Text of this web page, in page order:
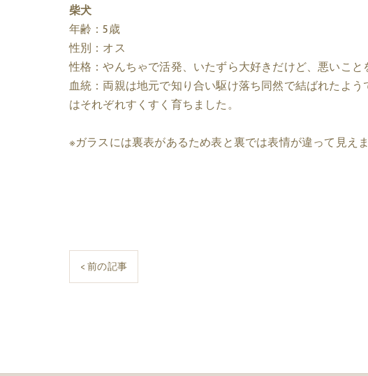
柴犬
年齢：5歳
性別：オス
性格：やんちゃで活発、いたずら大好きだけど、悪いこ
血統：両親は地元で知り合い駆け落ち同然で結ばれたよ
はそれぞれすくすく育ちました。
※ガラスには裏表があるため表と裏では表情が違って見え
< 前の記事